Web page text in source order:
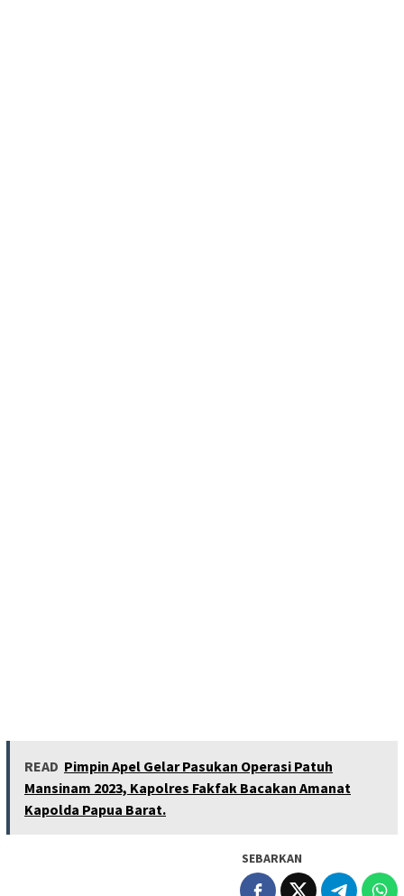
READ Pimpin Apel Gelar Pasukan Operasi Patuh
Mansinam 2023, Kapolres Fakfak Bacakan Amanat
Kapolda Papua Barat.
SEBARKAN